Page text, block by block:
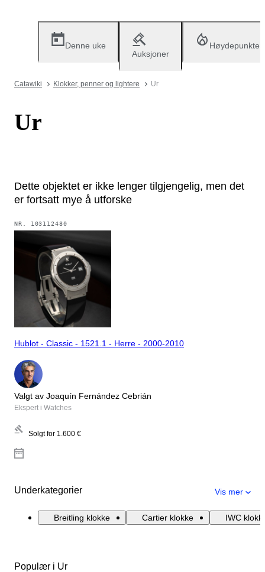
Denne uke
Auksjoner
Høydepunkter
Catawiki Klokker, penner og lightere Ur
Ur
Dette objektet er ikke lenger tilgjengelig, men det
er fortsatt mye å utforske
NR. 103112480
Hublot - Classic - 1521.1 - Herre - 2000-2010
Valgt av Joaquín Fernández Cebrián
Ekspert i Watches
Solgt for 1.600 €
Underkategorier Vis mer
Breitling klokke Cartier klokke IWC
Populær i Ur